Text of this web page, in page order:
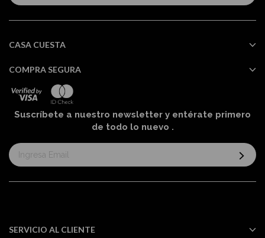
informativo:
CASA CUESTA
COMPRA SEGURA
Suscríbete a nuestro newsletter y entérate primero
de todo lo nuevo .
Suscríbase
al
informativo:
SERVICIO AL CLIENTE